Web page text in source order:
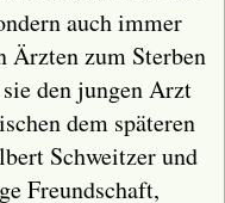
auch immer
Ärzten zum Sterben
den jungen Arzt
dem späteren
Schweitzer und
Freundschaft,